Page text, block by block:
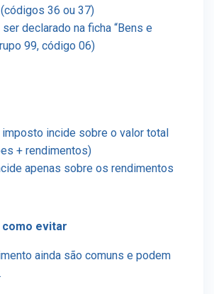
36 ou 37)
ser declarado na ficha “Bens e
99, código 06)
imposto incide sobre o valor total
+ rendimentos)
apenas sobre os rendimentos
como evitar
ainda são comuns e podem